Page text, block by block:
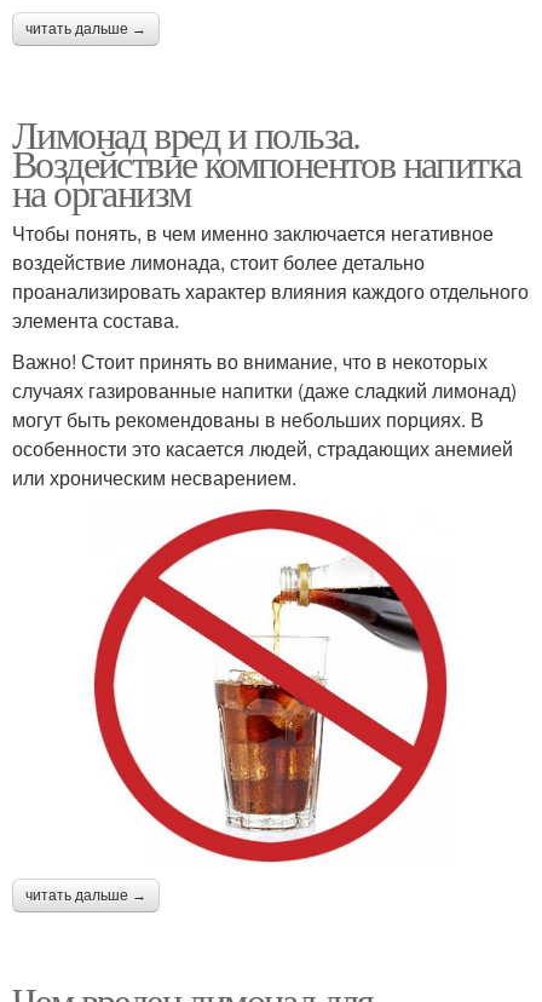
читать дальше →
Лимонад вред и польза.
Воздействие компонентов напитка
на организм
Чтобы понять, в чем именно заключается негативное
воздействие лимонада, стоит более детально
проанализировать характер влияния каждого отдельного
элемента состава.
Важно! Стоит принять во внимание, что в некоторых
случаях газированные напитки (даже сладкий лимонад)
могут быть рекомендованы в небольших порциях. В
особенности это касается людей, страдающих анемией
или хроническим несварением.
читать дальше →